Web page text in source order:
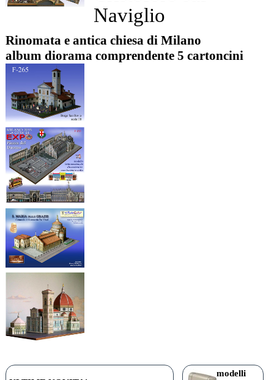
Naviglio
Rinomata e antica chiesa di Milano
album diorama comprendente 5 cartoncini
modelli